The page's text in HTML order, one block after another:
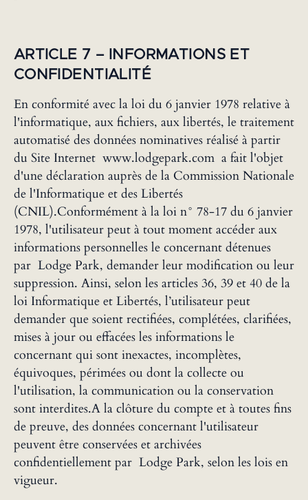
‍ARTICLE 7 – INFORMATIONS ET
CONFIDENTIALITÉ
En conformité avec la loi du 6 janvier 1978 relative à
l'informatique, aux fichiers, aux libertés, le traitement
automatisé des données nominatives réalisé à partir
du Site Internet www.lodgepark.com a fait l'objet
d'une déclaration auprès de la Commission Nationale
de l'Informatique et des Libertés
(CNIL).Conformément à la loi n° 78-17 du 6 janvier
1978, l'utilisateur peut à tout moment accéder aux
informations personnelles le concernant détenues
par Lodge Park, demander leur modification ou leur
suppression. Ainsi, selon les articles 36, 39 et 40 de la
loi Informatique et Libertés, l’utilisateur peut
demander que soient rectifiées, complétées, clarifiées,
mises à jour ou effacées les informations le
concernant qui sont inexactes, incomplètes,
équivoques, périmées ou dont la collecte ou
l'utilisation, la communication ou la conservation
sont interdites.A la clôture du compte et à toutes fins
de preuve, des données concernant l'utilisateur
peuvent être conservées et archivées
confidentiellement par Lodge Park, selon les lois en
vigueur.